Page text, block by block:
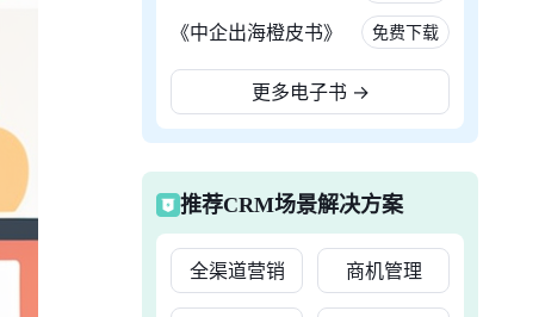
《中企出海橙皮书》 免费下载
更多电子书 →
推荐CRM场景解决方案
全渠道营销 商机管理